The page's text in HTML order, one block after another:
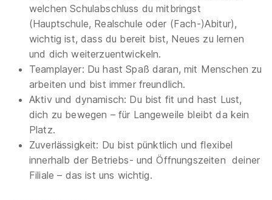
Ausbildung Verkäufer/-in
Norma
Lebensmittelfilialbetrieb Stiftung & Co. KG
01.08.2026
41462 Neuss
1.350 - 1.550 € pro Monat
welchen Schulabschluss du mitbringst
(Hauptschule, Realschule oder (Fach-)Abitur),
wichtig ist, dass du bereit bist, Neues zu lernen
und dich weiterzuentwickeln.
Teamplayer: Du hast Spaß daran, mit Menschen zu
arbeiten und bist immer freundlich.
Aktiv und dynamisch: Du bist fit und hast Lust,
dich zu bewegen – für Langeweile bleibt da kein
Platz.
Zuverlässigkeit: Du bist pünktlich und flexibel
innerhalb der Betriebs- und Öffnungszeiten deiner
Filiale – das ist uns wichtig.